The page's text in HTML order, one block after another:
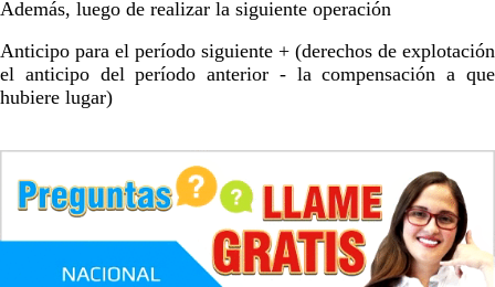
Además, luego de realizar la siguiente operación
Anticipo para el período siguiente + (derechos de explotación
el anticipo del período anterior - la compensación a que
hubiere lugar)